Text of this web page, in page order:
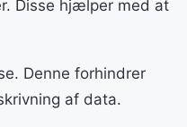
Disse hjælper med at
Denne forhindrer
af data.